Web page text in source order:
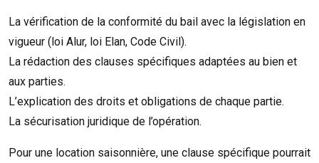
La vérification de la conformité du bail avec la législation en
vigueur (loi Alur, loi Elan, Code Civil).
La rédaction des clauses spécifiques adaptées au bien et
aux parties.
L’explication des droits et obligations de chaque partie.
La sécurisation juridique de l’opération.
Pour une location saisonnière, une clause spécifique pourrait